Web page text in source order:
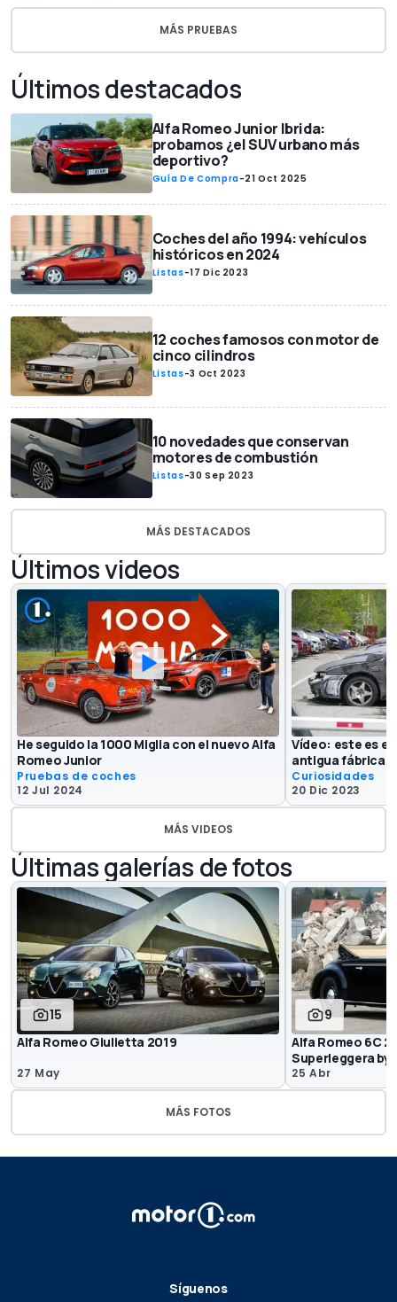
MÁS PRUEBAS
Últimos destacados
Alfa Romeo Junior Ibrida:
probamos ¿el SUV urbano más
deportivo?
Guía De Compra-21 Oct 2025
Coches del año 1994: vehículos
históricos en 2024
Listas-17 Dic 2023
12 coches famosos con motor de
cinco cilindros
Listas-3 Oct 2023
10 novedades que conservan
motores de combustión
Listas-30 Sep 2023
MÁS DESTACADOS
Últimos videos
He seguido la 1000 Miglia con el nuevo Alfa
Romeo Junior
Pruebas de coches
12 Jul 2024
Vídeo: este es
antigua fábrica
Curiosidades
20 Dic 2023
MÁS VIDEOS
Últimas galerías de fotos
15
Alfa Romeo Giulietta 2019
27 May
9
Alfa Romeo 6C
Superleggera by
25 Abr
MÁS FOTOS
Síguenos